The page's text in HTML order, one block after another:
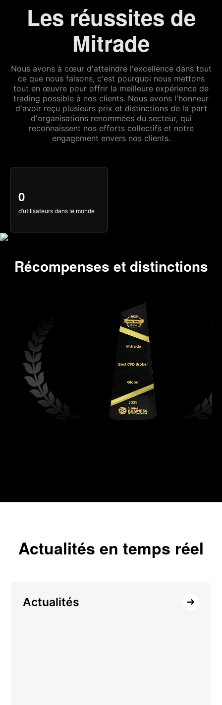
Les réussites de
Mitrade
Nous avons à cœur d'atteindre l'excellence dans tout
ce que nous faisons, c'est pourquoi nous mettons
tout en œuvre pour offrir la meilleure expérience de
trading possible à nos clients. Nous avons l'honneur
d'avoir reçu plusieurs prix et distinctions de la part
d'organisations renommées du secteur, qui
reconnaissent nos efforts collectifs et notre
engagement envers nos clients.
0
d’utilisateurs dans le monde
Récompenses et distinctions
Actualités en temps réel
Actualités